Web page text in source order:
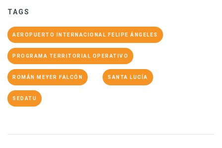
TAGS
AEROPUERTO INTERNACIONAL FELIPE ÁNGELES
PROGRAMA TERRITORIAL OPERATIVO
ROMÁN MEYER FALCÓN SANTA LUCÍA
SEDATU